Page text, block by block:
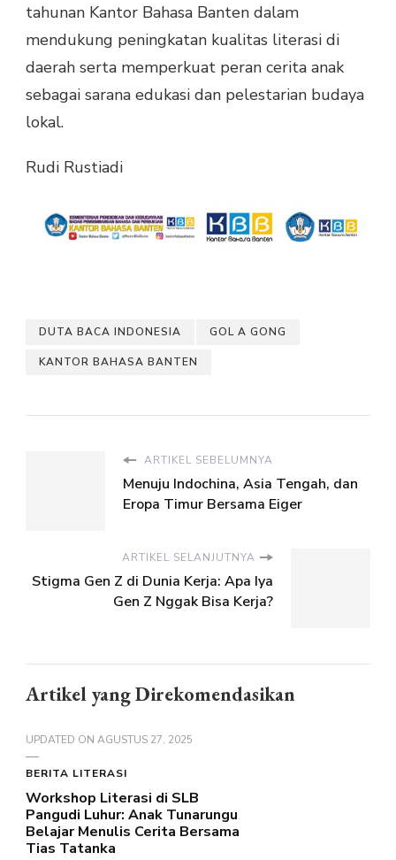
tahunan Kantor Bahasa Banten dalam
mendukung peningkatan kualitas literasi di
daerah serta memperkuat peran cerita anak
sebagai sarana edukasi dan pelestarian budaya
lokal.
Rudi Rustiadi
DUTA BACA INDONESIA GOL A GONG
KANTOR BAHASA BANTEN
ARTIKEL SEBELUMNYA
Menuju Indochina, Asia Tengah, dan
Eropa Timur Bersama Eiger
ARTIKEL SELANJUTNYA
Stigma Gen Z di Dunia Kerja: Apa Iya
Gen Z Nggak Bisa Kerja?
Artikel yang Direkomendasikan
UPDATED ON AGUSTUS 27, 2025
BERITA LITERASI
Workshop Literasi di SLB
Pangudi Luhur: Anak Tunarungu
Belajar Menulis Cerita Bersama
Tias Tatanka